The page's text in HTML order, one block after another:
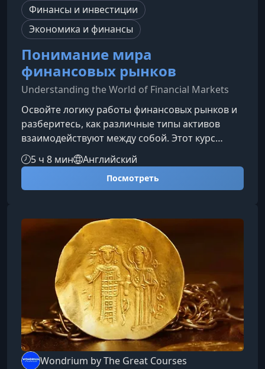
Финансы и инвестиции
Экономика и финансы
Понимание мира
финансовых рынков
Understanding the World of Financial Markets
Освойте логику работы финансовых рынков и
разберитесь, как различные типы активов
взаимодействуют между собой. Этот курс
поможет начинающему и продвинутому
инвестору выстроить цельную картину
современного инвестиционного мира, понять
охватывает широкий спектр финансовых
инструментов и рынков, раскрывая их
особенности, преимущества и скрытые риски.
Акции, облигации и
5 ч 8 мин Английский
Посмотреть
Wondrium by The Great Courses